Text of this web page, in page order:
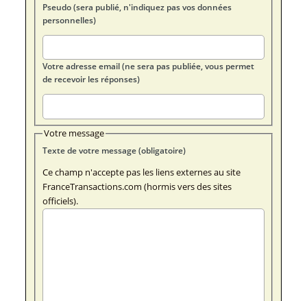
Pseudo (sera publié, n'indiquez pas vos données
personnelles)
Votre adresse email (ne sera pas publiée, vous permet
de recevoir les réponses)
Votre message
Texte de votre message (obligatoire)
Ce champ n'accepte pas les liens externes au site
FranceTransactions.com (hormis vers des sites
officiels).